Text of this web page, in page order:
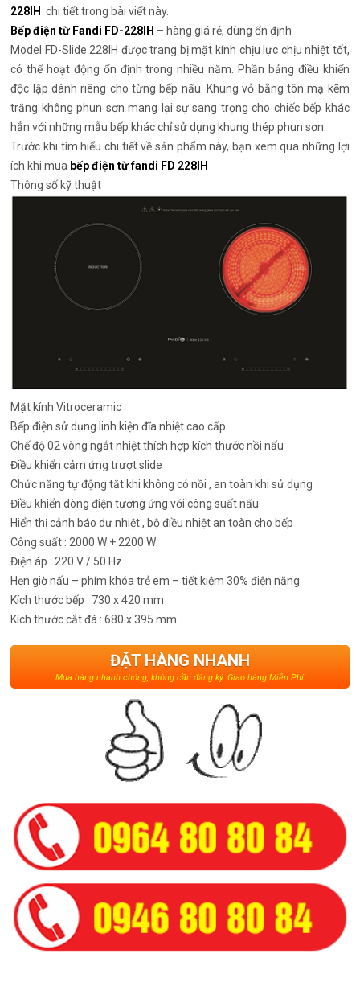
228IH chi tiết trong bài viết này.
Bếp điện từ Fandi FD-228IH – hàng giá rẻ, dùng ổn định
Model FD-Slide 228IH được trang bị mặt kính chịu lực chịu nhiệt tốt,
có thể hoạt động ổn định trong nhiều năm. Phần bảng điều khiển
độc lập dành riêng cho từng bếp nấu. Khung vỏ bằng tôn mạ kẽm
trắng không phun sơn mang lại sự sang trọng cho chiếc bếp khác
hẳn với những mẫu bếp khác chỉ sử dụng khung thép phun sơn.
Trước khi tìm hiểu chi tiết về sản phẩm này, bạn xem qua những lợi
ích khi mua bếp điện từ fandi FD 228IH
Thông số kỹ thuật
Mặt kính Vitroceramic
Bếp điện sử dụng linh kiện đĩa nhiệt cao cấp
Chế độ 02 vòng ngắt nhiệt thích hợp kích thước nồi nấu
Điều khiển cảm ứng trượt slide
Chức năng tự động tắt khi không có nồi , an toàn khi sử dụng
Điều khiển dòng điện tương ứng với công suất nấu
Hiển thị cảnh báo dư nhiệt , bộ điều nhiệt an toàn cho bếp
Công suất : 2000 W + 2200 W
Điện áp : 220 V / 50 Hz
Hẹn giờ nấu – phím khóa trẻ em – tiết kiệm 30% điện năng
Kích thước bếp : 730 x 420 mm
Kích thước cắt đá : 680 x 395 mm
ĐẶT HÀNG NHANH
Mua hàng nhanh chóng, không cần đăng ký. Giao hàng Miễn Phí